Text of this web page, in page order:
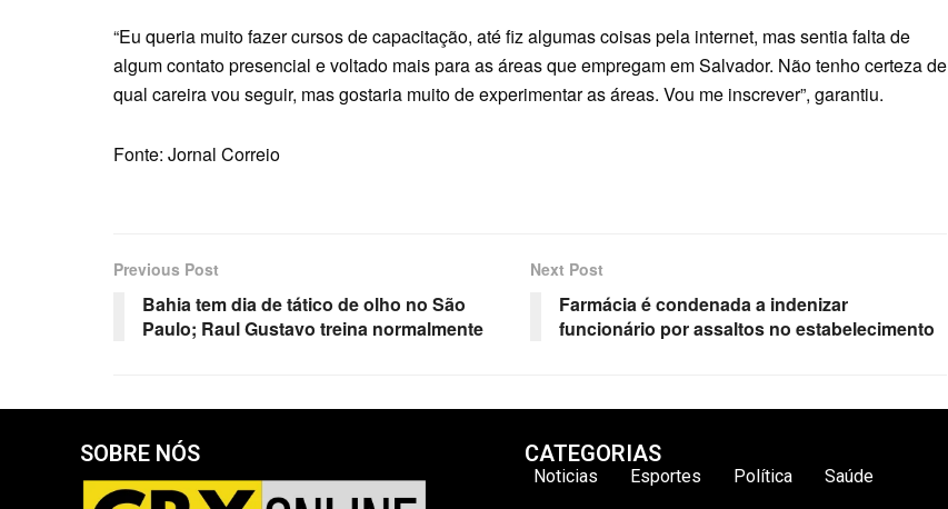
“Eu queria muito fazer cursos de capacitação, até fiz algumas coisas pela internet, mas sentia falta de
algum contato presencial e voltado mais para as áreas que empregam em Salvador. Não tenho certeza de
qual careira vou seguir, mas gostaria muito de experimentar as áreas. Vou me inscrever”, garantiu.
Fonte: Jornal Correio
Previous Post
Bahia tem dia de tático de olho no São
Paulo; Raul Gustavo treina normalmente
Next Post
Farmácia é condenada a indenizar
funcionário por assaltos no estabelecimento
SOBRE NÓS CATEGORIAS
Noticias Esportes Política Saúde